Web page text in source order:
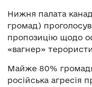
Нижня палата
громад)
пропозицію щодо
«вагнер»
Майже 80%
російська агресія